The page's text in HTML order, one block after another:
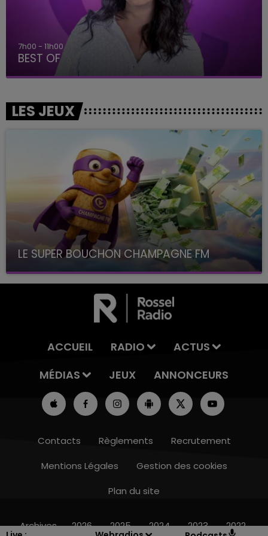
16h00 - 20h00
7h00 - 11h00
BEST OF
LES JEUX
LE SUPER BOUCHON CHAMPAGNE FM
avec La Famille Champagne FM, à 8H10
ACCUEIL RADIO
ACTUS
MÉDIAS
JEUX ANNONCEURS
Contacts Règlements
Recrutement
Mentions Légales
Gestion des cookies
Plan du site
Archives 2026 2025 2024 2023 2022